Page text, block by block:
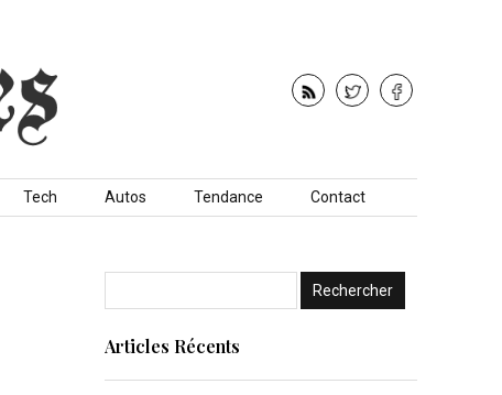
Tech Autos Tendance Contact
Articles Récents